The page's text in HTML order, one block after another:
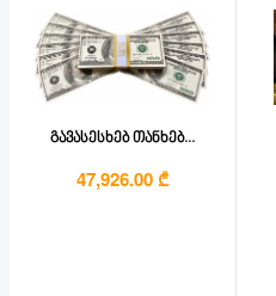
გავასესხებ თანხებ...
47,926.00 ₾